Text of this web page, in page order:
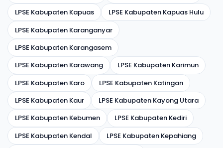
LPSE Kabupaten Kapuas
LPSE Kabupaten Kapuas Hulu
LPSE Kabupaten Karanganyar
LPSE Kabupaten Karangasem
LPSE Kabupaten Karawang
LPSE Kabupaten Karimun
LPSE Kabupaten Karo
LPSE Kabupaten Katingan
LPSE Kabupaten Kaur
LPSE Kabupaten Kayong Utara
LPSE Kabupaten Kebumen
LPSE Kabupaten Kediri
LPSE Kabupaten Kendal
LPSE Kabupaten Kepahiang